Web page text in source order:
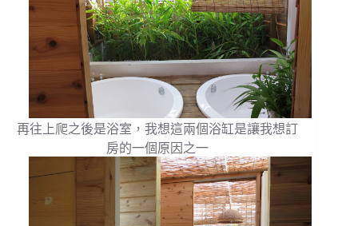
再往上爬之後是浴室，我想這兩個浴缸是讓我想訂
房的一個原因之一